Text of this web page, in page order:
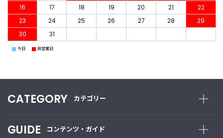
16
17 18 19 20 21
22
23
24 25 26 27 28
29
30
31
■ 今日 ■ 非営業日
CATEGORY カテゴリー
GUIDE コンテンツ・ガイド